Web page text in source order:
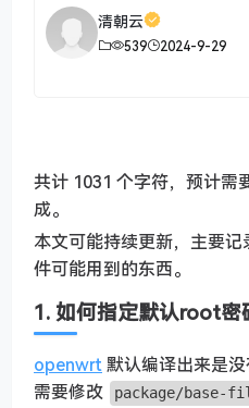
清朝云
539 2024-9-29
共计 1031 个字符，预计需
成。
本文可能持续更新，主要
件可能用到的东西。
1. 如何指定默认root密
openwrt默认编译出来是没
需要修改
package/base-